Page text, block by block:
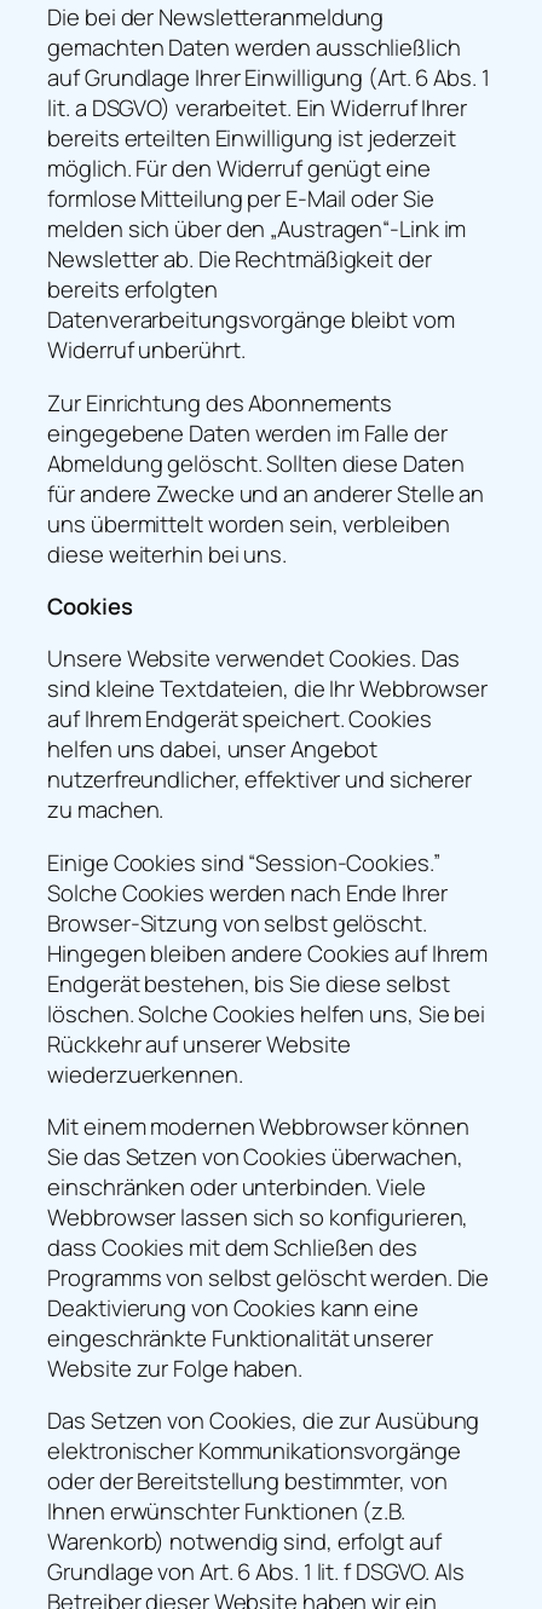
Die bei der Newsletteranmeldung
gemachten Daten werden ausschließlich
auf Grundlage Ihrer Einwilligung (Art. 6 Abs. 1
lit. a DSGVO) verarbeitet. Ein Widerruf Ihrer
bereits erteilten Einwilligung ist jederzeit
möglich. Für den Widerruf genügt eine
formlose Mitteilung per E-Mail oder Sie
melden sich über den „Austragen“-Link im
Newsletter ab. Die Rechtmäßigkeit der
bereits erfolgten
Datenverarbeitungsvorgänge bleibt vom
Widerruf unberührt.
Zur Einrichtung des Abonnements
eingegebene Daten werden im Falle der
Abmeldung gelöscht. Sollten diese Daten
für andere Zwecke und an anderer Stelle an
uns übermittelt worden sein, verbleiben
diese weiterhin bei uns.
Cookies
Unsere Website verwendet Cookies. Das
sind kleine Textdateien, die Ihr Webbrowser
auf Ihrem Endgerät speichert. Cookies
helfen uns dabei, unser Angebot
nutzerfreundlicher, effektiver und sicherer
zu machen.
Einige Cookies sind “Session-Cookies.”
Solche Cookies werden nach Ende Ihrer
Browser-Sitzung von selbst gelöscht.
Hingegen bleiben andere Cookies auf Ihrem
Endgerät bestehen, bis Sie diese selbst
löschen. Solche Cookies helfen uns, Sie bei
Rückkehr auf unserer Website
wiederzuerkennen.
Mit einem modernen Webbrowser können
Sie das Setzen von Cookies überwachen,
einschränken oder unterbinden. Viele
Webbrowser lassen sich so konfigurieren,
dass Cookies mit dem Schließen des
Programms von selbst gelöscht werden. Die
Deaktivierung von Cookies kann eine
eingeschränkte Funktionalität unserer
Website zur Folge haben.
Das Setzen von Cookies, die zur Ausübung
elektronischer Kommunikationsvorgänge
oder der Bereitstellung bestimmter, von
Ihnen erwünschter Funktionen (z.B.
Warenkorb) notwendig sind, erfolgt auf
Grundlage von Art. 6 Abs. 1 lit. f DSGVO. Als
Betreiber dieser Website haben wir ein